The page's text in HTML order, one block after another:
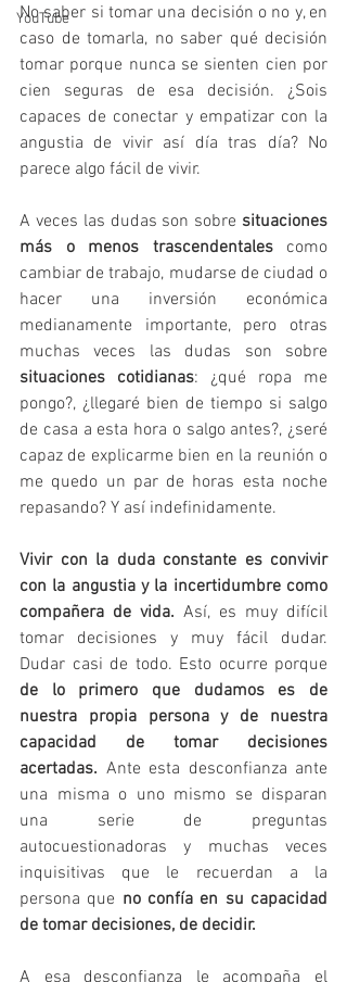
YouTube
No saber si tomar una decisión o no y, en
caso de tomarla, no saber qué decisión
tomar porque nunca se sienten cien por
cien seguras de esa decisión. ¿Sois
capaces de conectar y empatizar con la
angustia de vivir así día tras día? No
parece algo fácil de vivir.
A veces las dudas son sobre situaciones
más o menos trascendentales como
cambiar de trabajo, mudarse de ciudad o
hacer una inversión económica
medianamente importante, pero otras
situaciones cotidianas: ¿qué ropa me
pongo?, ¿llegaré bien de tiempo si salgo
de casa a esta hora o salgo antes?, ¿seré
capaz de explicarme bien en la reunión o
me quedo un par de horas esta noche
repasando? Y así indefinidamente.
Vivir con la duda constante es convivir
con la angustia y la incertidumbre como
compañera de vida. Así, es muy difícil
tomar decisiones y muy fácil dudar.
de lo primero que dudamos es de
nuestra propia persona y de nuestra
capacidad de tomar decisiones
acertadas. Ante esta desconfianza ante
una misma o uno mismo se disparan
una serie de preguntas
autocuestionadoras y muchas veces
inquisitivas que le recuerdan a la
persona que no confía en su capacidad
de tomar decisiones, de decidir.